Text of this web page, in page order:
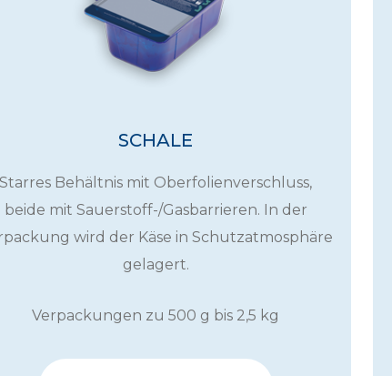
SCHALE
Starres Behältnis mit Oberfolienverschluss,
beide mit Sauerstoff-/Gasbarrieren. In der
wird der Käse in Schutzatmosphäre
gelagert.
Verpackungen zu 500 g bis 2,5 kg